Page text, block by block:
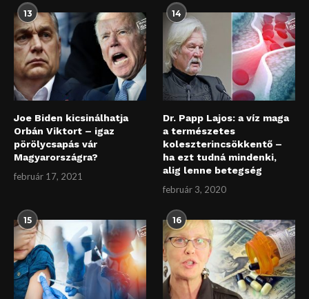
13
Joe Biden kicsinálhatja
Orbán Viktort – igaz
pörölycsapás vár
Magyarországra?
február 17, 2021
14
Dr. Papp Lajos: a víz maga
a természetes
koleszterincsökkentő –
ha ezt tudná mindenki,
alig lenne betegség
február 3, 2020
15 16